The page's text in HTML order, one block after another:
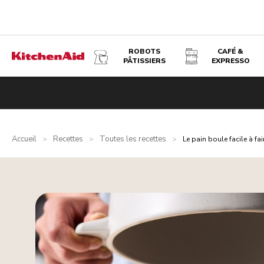
ROBOTS
PÂTISSIERS
CAFÉ &
EXPRESSO
Accueil > Recettes > Toutes les recettes > Le pain boule facile à